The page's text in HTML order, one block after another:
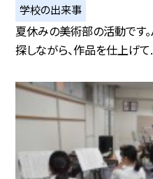
学校の出来事
夏休みの美術部の活動です
探しながら、作品を仕上げて